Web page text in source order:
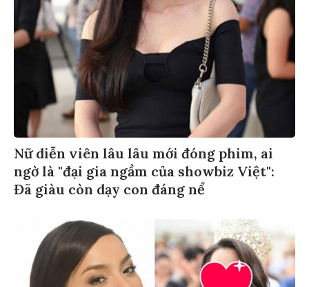
Nữ diễn viên lâu lâu mới đóng phim, ai
ngờ là "đại gia ngầm của showbiz Việt":
Đã giàu còn dạy con đáng nể